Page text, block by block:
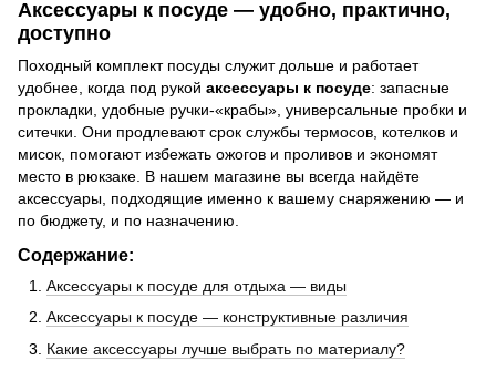
Аксессуары к посуде — удобно, практично,
доступно
Походный комплект посуды служит дольше и работает
удобнее, когда под рукой аксессуары к посуде: запасные
прокладки, удобные ручки-«крабы», универсальные пробки и
ситечки. Они продлевают срок службы термосов, котелков и
мисок, помогают избежать ожогов и проливов и экономят
место в рюкзаке. В нашем магазине вы всегда найдёте
аксессуары, подходящие именно к вашему снаряжению — и
по бюджету, и по назначению.
Содержание:
Аксессуары к посуде для отдыха — виды
Аксессуары к посуде — конструктивные различия
Какие аксессуары лучше выбрать по материалу?